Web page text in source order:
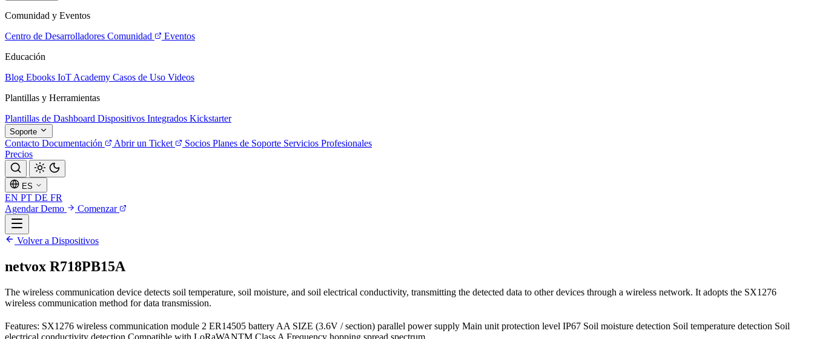
Comunidad y Eventos
Centro de Desarrolladores Comunidad
Eventos
Educación
Blog Ebooks IoT Academy Casos de Uso Videos
Plantillas y Herramientas
Plantillas de Dashboard Dispositivos Integrados Kickstarter
Soporte
Contacto Documentación Abrir un Ticket Socios Planes de Soporte Servicios Profesionales
Precios
ES
EN PT DE FR
Agendar Demo
Comenzar
Volver a Dispositivos
netvox R718PB15A
The wireless communication device detects soil temperature, soil moisture, and soil electrical conductivity, transmitting the detected data to other devices through a wireless network. It adopts the SX1276
wireless communication method for data transmission.
Features: SX1276 wireless communication module 2 ER14505 battery AA SIZE (3.6V / section) parallel power supply Main unit protection level IP67 Soil moisture detection Soil temperature detection Soil
electrical conductivity detection Compatible with LoRaWANTM Class A Frequency hopping spread spectrum